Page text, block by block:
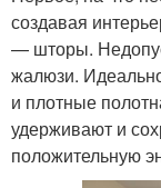
создавая
— шторы.
жалюзи.
и плотные
удерживают и
положительную